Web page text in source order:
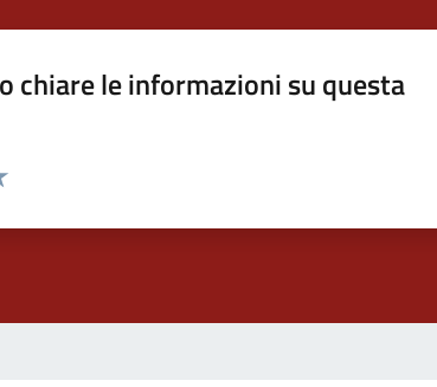
chiare le informazioni su questa